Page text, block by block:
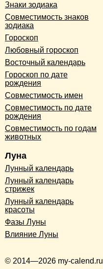
Знаки зодиака
Совместимость знаков
зодиака
Гороскоп
Любовный гороскоп
Восточный календарь
Гороскоп по дате
рождения
Совместимость имен
Совместимость по дате
рождения
Совместимость по годам
животных
Луна
Лунный календарь
Лунный календарь
стрижек
Лунный календарь
красоты
Фазы Луны
Влияние Луны
© 2014—2026 my-calend.ru